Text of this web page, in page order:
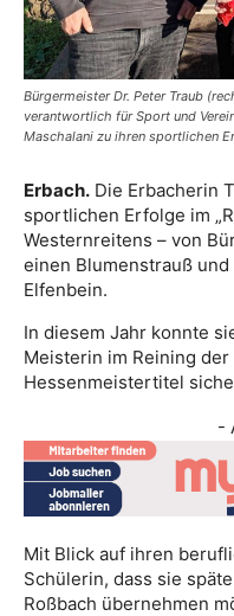
Bürgermeister Dr. Peter Traub
verantwortlich für Sport und
Maschalani zu ihren sportlichen
Erbach. Die Erbacherin
sportlichen Erfolge im
Westernreitens – von
einen Blumenstrauß
Elfenbein.
In diesem Jahr konnte
Meisterin im Reining
Hessenmeistertitel
-
Mit Blick auf ihren
Schülerin, dass sie
Roßbach übernehmen